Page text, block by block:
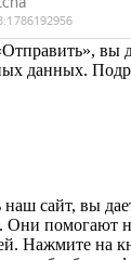
вы
данных.
сайт, вы
Они помогают
Нажмите на